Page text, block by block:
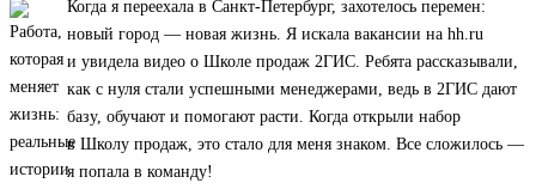
Когда я переехала в Санкт-Петербург, захотелось перемен:
новый город — новая жизнь. Я искала вакансии на hh.ru
и увидела видео о Школе продаж 2ГИС. Ребята рассказывали,
как с нуля стали успешными менеджерами, ведь в 2ГИС дают
базу, обучают и помогают расти. Когда открыли набор
в Школу продаж, это стало для меня знаком. Все сложилось —
я попала в команду!